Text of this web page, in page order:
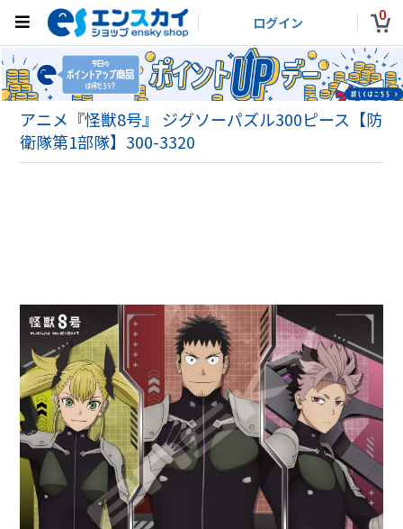
ログイン 0
アニメ『怪獣8号』 ジグソーパズル300ピース【防
衛隊第1部隊】300-3320